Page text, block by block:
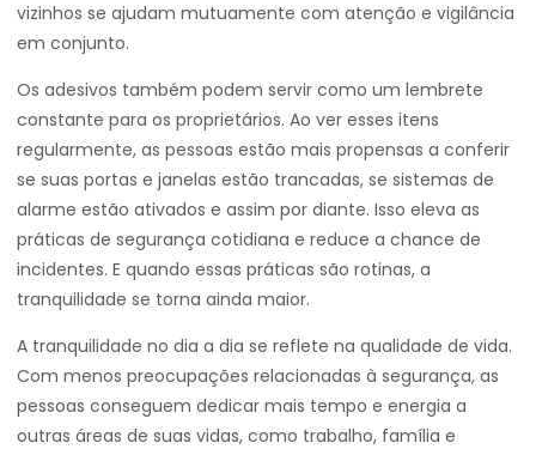
vizinhos se ajudam mutuamente com atenção e vigilância
em conjunto.
Os adesivos também podem servir como um lembrete
constante para os proprietários. Ao ver esses itens
regularmente, as pessoas estão mais propensas a conferir
se suas portas e janelas estão trancadas, se sistemas de
alarme estão ativados e assim por diante. Isso eleva as
práticas de segurança cotidiana e reduce a chance de
incidentes. E quando essas práticas são rotinas, a
tranquilidade se torna ainda maior.
A tranquilidade no dia a dia se reflete na qualidade de vida.
Com menos preocupações relacionadas à segurança, as
pessoas conseguem dedicar mais tempo e energia a
outras áreas de suas vidas, como trabalho, família e